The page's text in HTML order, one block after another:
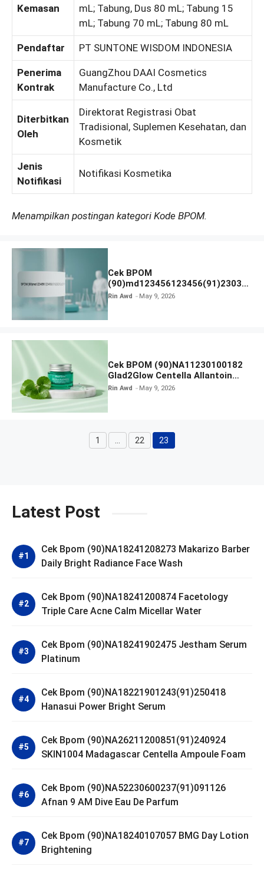
Kemasan
mL; Tabung, Dus 80 mL; Tabung 15
mL; Tabung 70 mL; Tabung 80 mL
Pendaftar PT SUNTONE WISDOM INDONESIA
Penerima
Kontrak
GuangZhou DAAI Cosmetics
Manufacture Co., Ltd
Diterbitkan
Oleh
Direktorat Registrasi Obat
Tradisional, Suplemen Kesehatan, dan
Kosmetik
Jenis
Notifikasi
Notifikasi Kosmetika
Menampilkan postingan kategori Kode BPOM.
Cek BPOM
(90)md123456123456(91)23031
2 Apakah Terdaftar?
Rin Awd May 9, 2026
Cek BPOM (90)NA11230100182
Glad2Glow Centella Allantoin
Soothing Gel Moisturizer
Rin Awd May 9, 2026
Page
1 Page
22 Page
23
Latest Post
Cek Bpom (90)NA18241208273 Makarizo Barber
Daily Bright Radiance Face Wash
Cek Bpom (90)NA18241200874 Facetology
Triple Care Acne Calm Micellar Water
Cek Bpom (90)NA18241902475 Jestham Serum
Platinum
Cek Bpom (90)NA18221901243(91)250418
Hanasui Power Bright Serum
Cek Bpom (90)NA26211200851(91)240924
SKIN1004 Madagascar Centella Ampoule Foam
Cek Bpom (90)NA52230600237(91)091126
Afnan 9 AM Dive Eau De Parfum
Cek Bpom (90)NA18240107057 BMG Day Lotion
Brightening